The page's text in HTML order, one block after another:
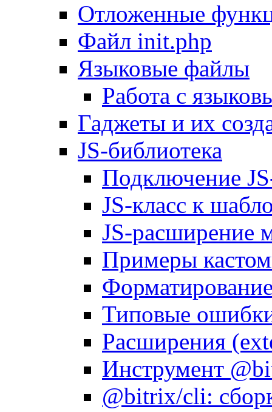
Отложенные
Файл init.php
Языковые файлы
Работа с
Гаджеты и их
JS-библиотека
Подключение
JS-класс к
JS-расширение
Примеры
Типовые
Расширения
Инструмент
@bitrix/cli: